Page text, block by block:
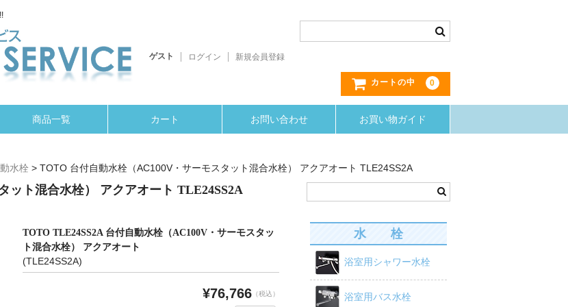
ゲスト ログイン 新規会員登録
カートの中 0
商品一覧 カート お問い合わせ お買い物ガイド
水栓 > TOTO 台付自動水栓（AC100V・サーモスタット混合水栓） アクアオート TLE24SS2A
ット混合水栓） アクアオート TLE24SS2A
TOTO TLE24SS2A 台付自動水栓（AC100V・サーモスタッ
ト混合水栓） アクアオート
(TLE24SS2A)
¥76,766 （税込）
水 栓
浴室用シャワー水栓
浴室用バス水栓